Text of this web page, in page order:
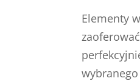
Elementy